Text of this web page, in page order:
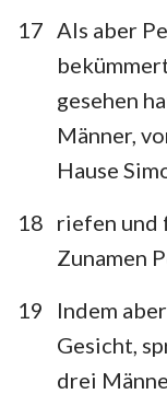
17 Als aber
gesehen
Männer,
Hause
18 riefen und
Zunamen
19
Indem
Gesicht,
drei